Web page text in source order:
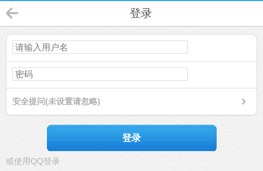
登录
安全提问(未设置请忽略)
登录
或使用QQ登录